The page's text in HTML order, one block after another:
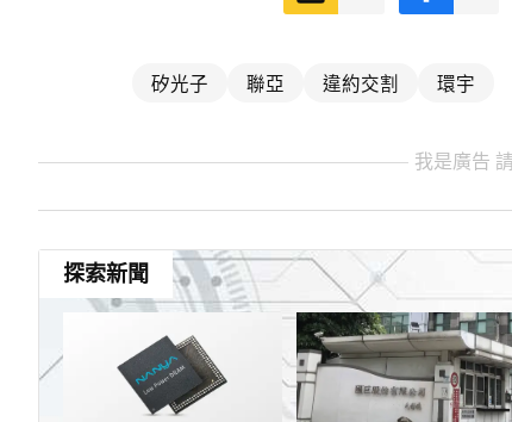
矽光子 聯亞 違約交割 環宇
我是廣告
探索新聞